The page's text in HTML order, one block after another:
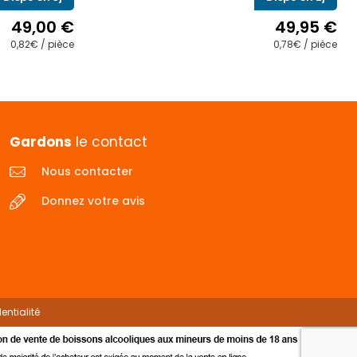
49,00 €
0,82€ / pièce
49,95 €
0,78€ / pièce
Gardons le contact
Nous contacter
Donnez votre avis